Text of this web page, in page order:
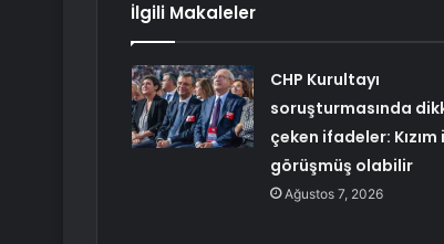
İlgili Makaleler
CHP Kurultayı
soruşturmasında
çeken ifadeler: Kızım
görüşmüş olabilir
Ağustos 7, 2026